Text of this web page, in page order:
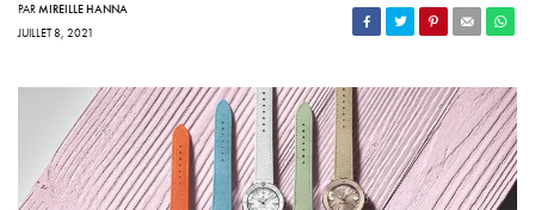
PARMIREILLE HANNA
JUILLET 8, 2021